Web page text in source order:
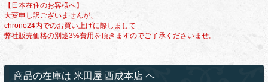
【日本在住のお客様へ】
大変申し訳ございませんが、
chrono24内でのお買い上げに際しまして
弊社販売価格の別途3%費用を頂きますのでご了承くださいませ。
商品の在庫は 米田屋 西成本店 へ